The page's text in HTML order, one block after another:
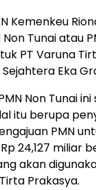
Kemenkeu
Tunai atau
PT Varuna
Eka
Non Tunai
itu berupa
PMN
24,127 miliar
akan
Prakasya.